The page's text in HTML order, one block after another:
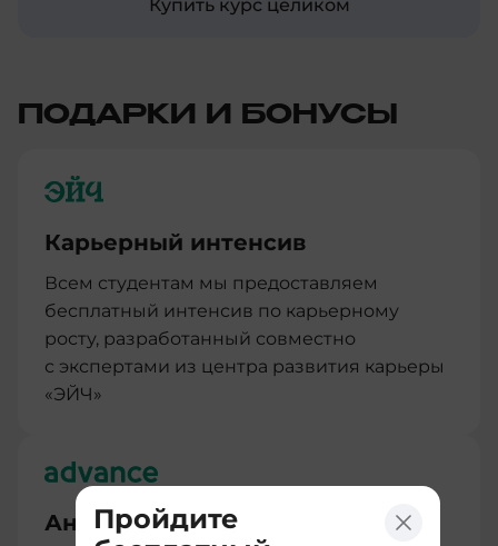
Пройдите
Купить курс целиком
ПОДАРКИ И БОНУСЫ
Карьерный интенсив
Всем студентам мы предоставляем
бесплатный интенсив по карьерному
росту, разработанный совместно
с экспертами из центра развития карьеры
«ЭЙЧ»
Английский для IT